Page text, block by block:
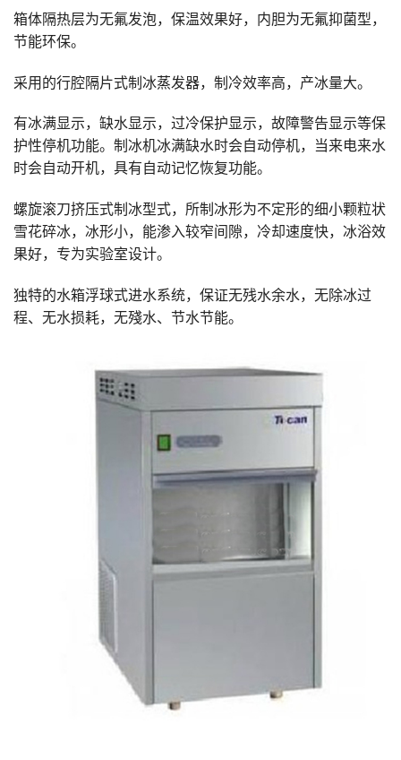
箱体隔热层为无氟发泡，保温效果好，内胆为无氟抑菌型，
节能环保。
采用的行腔隔片式制冰蒸发器，制冷效率高，产冰量大。
有冰满显示，缺水显示，过冷保护显示，故障警告显示等保
护性停机功能。制冰机冰满缺水时会自动停机，当来电来水
时会自动开机，具有自动记忆恢复功能。
螺旋滚刀挤压式制冰型式，所制冰形为不定形的细小颗粒状
雪花碎冰，冰形小，能渗入较窄间隙，冷却速度快，冰浴效
果好，专为实验室设计。
独特的水箱浮球式进水系统，保证无残水余水，无除冰过
程、无水损耗，无殘水、节水节能。